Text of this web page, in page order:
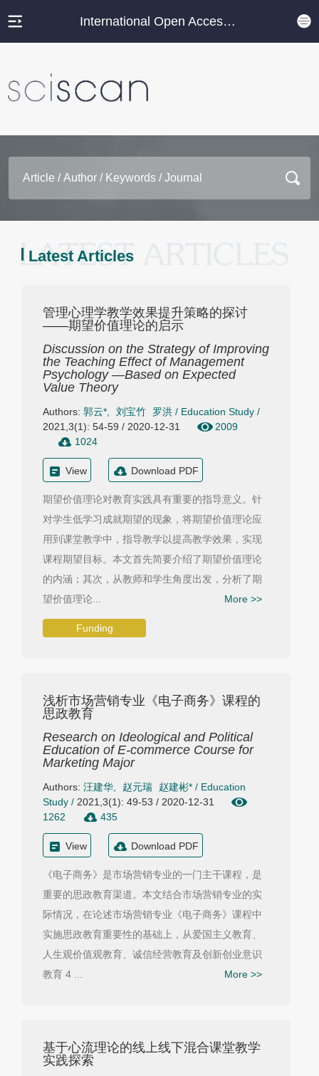
International Open Access Journal Platform
Latest Articles
管理心理学教学效果提升策略的探讨
——期望价值理论的启示
Discussion on the Strategy of Improving
the Teaching Effect of Management
Psychology —Based on Expected
Value Theory
Authors: 郭云* 刘宝竹 罗洪/ Education Study/
2021,3(1): 54-59 / 2020-12-31
2009
1024
View Download PDF
期望价值理论对教育实践具有重要的指导意义。针
对学生低学习成就期望的现象，将期望价值理论应
用到课堂教学中，指导教学以提高教学效果，实现
课程期望目标。本文首先简要介绍了期望价值理论
的内涵；其次，从教师和学生角度出发，分析了期
望价值理论...
More >>
Funding
浅析市场营销专业《电子商务》课程的
思政教育
Research on Ideological and Political
Education of E-commerce Course for
Marketing Major
Authors: 汪建华 赵元瑞 赵建彬*/ Education
Study / 2021,3(1): 49-53 / 2020-12-31
1262
435
View Download PDF
《电子商务》是市场营销专业的一门主干课程，是
重要的思政教育渠道。本文结合市场营销专业的实
际情况，在论述市场营销专业《电子商务》课程中
实施思政教育重要性的基础上，从爱国主义教育、
人生观价值观教育、诚信经营教育及创新创业意识
教育 4 ...
More >>
基于心流理论的线上线下混合课堂教学
实践探索